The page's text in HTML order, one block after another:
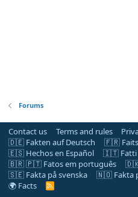
Forums
Contact us Terms and rules
🇩🇪 Fakten auf Deutsch
🇫🇷 Faits
🇪🇸 Hechos en Español
🇮🇹 Fatti
🇧🇷 🇵🇹 Fatos em português
🇩🇰
🇸🇪 Fakta på svenska
🇳🇴 Fakta
🌍 Facts
R